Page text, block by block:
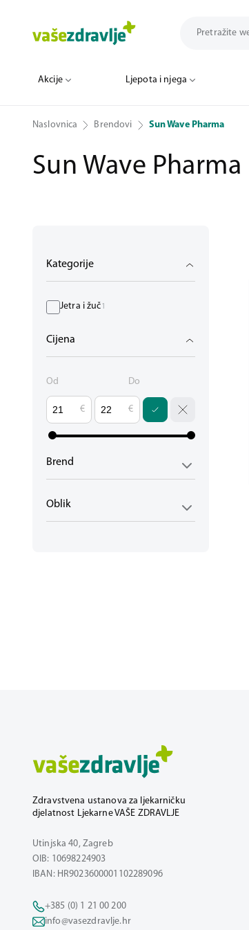
Akcije Ljepota i njega
Naslovnica Brendovi Sun Wave Pharma
Sun Wave Pharma
Kategorije
Jetra i žuč1
Cijena
Od Do
€ €
Brend
Oblik
Zdravstvena ustanova za ljekarničku
djelatnost Ljekarne VAŠE ZDRAVLJE
Utinjska 40, Zagreb
OIB: 10698224903
IBAN: HR9023600001102289096
+385 (0) 1 21 00 200
info@vasezdravlje.hr